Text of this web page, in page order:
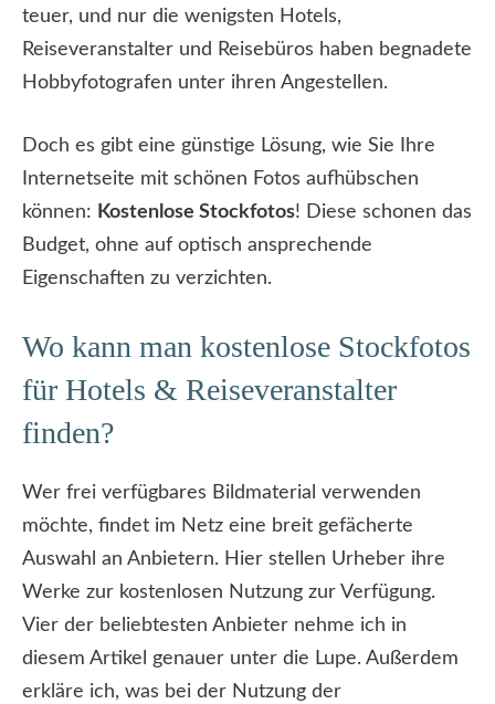
teuer, und nur die wenigsten Hotels,
Reiseveranstalter und Reisebüros haben begnadete
Hobbyfotografen unter ihren Angestellen.
Doch es gibt eine günstige Lösung, wie Sie Ihre
Internetseite mit schönen Fotos aufhübschen
können: Kostenlose Stockfotos! Diese schonen das
Budget, ohne auf optisch ansprechende
Eigenschaften zu verzichten.
Wo kann man kostenlose Stockfotos
für Hotels & Reiseveranstalter
finden?
Wer frei verfügbares Bildmaterial verwenden
möchte, findet im Netz eine breit gefächerte
Auswahl an Anbietern. Hier stellen Urheber ihre
Werke zur kostenlosen Nutzung zur Verfügung.
Vier der beliebtesten Anbieter nehme ich in
diesem Artikel genauer unter die Lupe. Außerdem
erkläre ich, was bei der Nutzung der